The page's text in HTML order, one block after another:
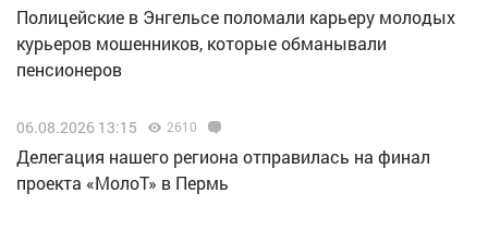
Полицейские в Энгельсе поломали карьеру молодых
курьеров мошенников, которые обманывали
пенсионеров
06.08.2026 13:15 2610
Делегация нашего региона отправилась на финал
проекта «МолоТ» в Пермь